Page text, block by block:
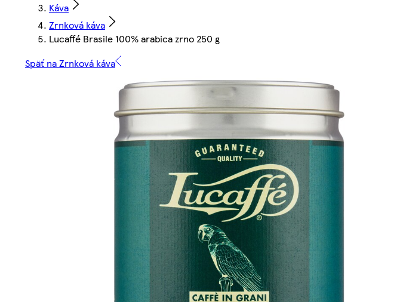
Káva
Zrnková káva
Lucaffé Brasile 100% arabica zrno 250 g
Späť na Zrnková káva